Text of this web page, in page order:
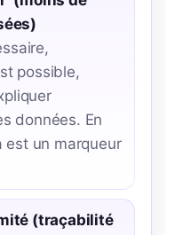
possible,
données. En
est un marqueur
(traçabilité